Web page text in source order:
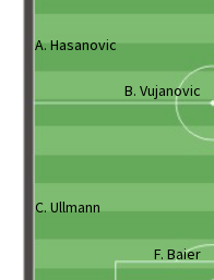
A. Hasanovic
B. Vujanovic
C. Ullmann
F. Baier